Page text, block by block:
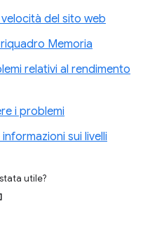
del sito web
Memoria
relativi al rendimento
i problemi
sui livelli
utile?